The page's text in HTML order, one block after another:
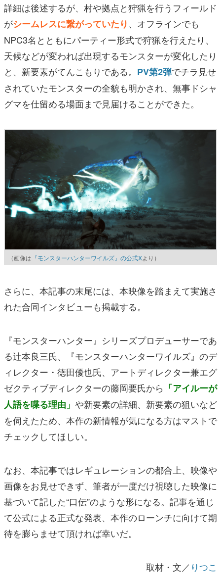
詳細は後述するが、村や拠点と狩猟を行うフィールド
がシームレスに繋がっていたり、オフラインでも
NPC3名とともにパーティー形式で狩猟を行えたり、
天候などが変われば出現するモンスターが変化したり
と、新要素がてんこもりである。 PV第2弾でチラ見せ
されていたモンスターの全貌も明かされ、無事ドシャ
グマを仕留める場面まで見届けることができた。
（画像は 『モンスターハンターワイルズ』の公式Xより）
さらに、本記事の末尾には、本映像を踏まえて実施さ
れた合同インタビューも掲載する。
『モンスターハンター』シリーズプロデューサーであ
る辻本良三氏、『モンスターハンターワイルズ』のデ
ィレクター・徳田優也氏、アートディレクター兼エグ
ゼクティブディレクターの藤岡要氏から 「アイルーが
人語を喋る理由」 や新要素の詳細、新要素の狙いなど
を伺えたため、本作の新情報が気になる方はマストで
チェックしてほしい。
なお、本記事ではレギュレーションの都合上、映像や
画像をお見せできず、筆者が一度だけ視聴した映像に
基づいて記した“口伝”のような形になる。記事を通じ
て公式による正式な発表、本作のローンチに向けて期
待を膨らませて頂ければ幸いだ。
取材・文／ りつこ